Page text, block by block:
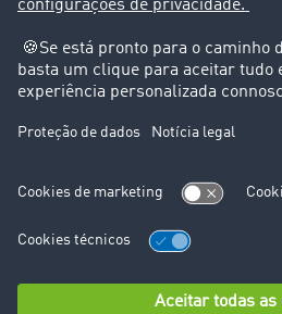
Avisos legais
Ficha técnica
Condições Gerais